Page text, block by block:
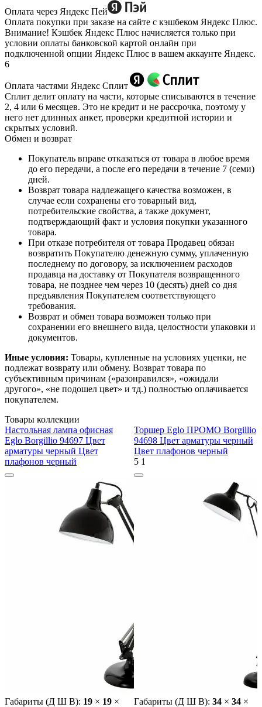
Оплата через Яндекс Пей
Оплата покупки при заказе на сайте с кэшбеком Яндекс Плюс.
Внимание! Кэшбек Яндекс Плюс начисляется только при
условии оплаты банковской картой онлайн при
подключенной опции Яндекс Плюс в вашем аккаунте Яндекс.
6
Оплата частями Яндекс Сплит
Сплит делит оплату на части, которые списываются в течение
2, 4 или 6 месяцев. Это не кредит и не рассрочка, поэтому у
него нет длинных анкет, проверки кредитной истории и
скрытых условий.
Обмен и возврат
Покупатель вправе отказаться от товара в любое время
до его передачи, а после его передачи в течение 7 (семи)
дней.
Возврат товара надлежащего качества возможен, в
случае если сохранены его товарный вид,
потребительские свойства, а также документ,
подтверждающий факт и условия покупки указанного
товара.
При отказе потребителя от товара Продавец обязан
возвратить Покупателю денежную сумму, уплаченную
последнему по договору, за исключением расходов
продавца на доставку от Покупателя возвращенного
товара, не позднее чем через 10 (десять) дней со дня
предъявления Покупателем соответствующего
требования.
Возврат и обмен товара возможен только при
сохранении его внешнего вида, целостности упаковки и
документов.
Иные условия: Товары, купленные на условиях уценки, не
подлежат возврату или обмену. Возврат товара по
субъективным причинам («разонравился», «ожидали
другого», «не подошел цвет» и тд.) полностью оплачивается
покупателем.
Товары коллекции
Настольная лампа офисная
Eglo Borgillio 94697 Цвет
арматуры черный Цвет
плафонов черный
Габариты (Д Ш В): 19 × 19 ×
Торшер Eglo ПРОМО Borgillio
94698 Цвет арматуры черный
Цвет плафонов черный
5 1
Габариты (Д Ш В): 34 × 34 ×